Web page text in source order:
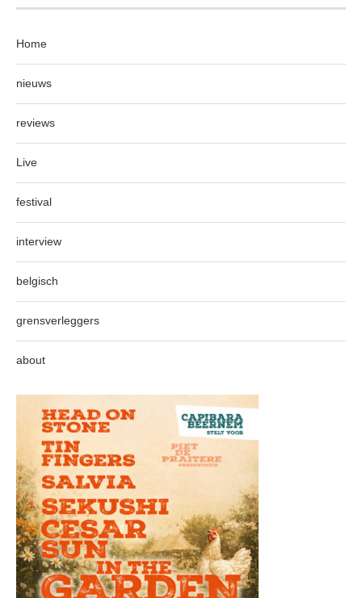
Home
nieuws
reviews
Live
festival
interview
belgisch
grensverleggers
about